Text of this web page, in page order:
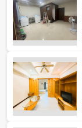
自租
房東自租